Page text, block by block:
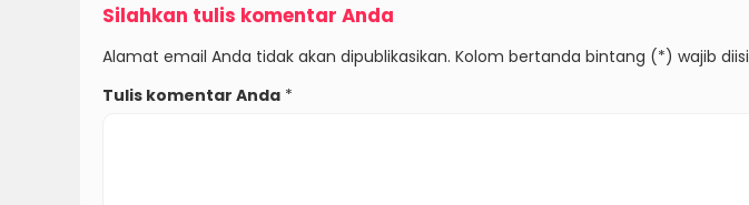
Silahkan tulis komentar Anda
Alamat email Anda tidak akan dipublikasikan. Kolom bertanda bintang (*) wajib diisi
Tulis komentar Anda *